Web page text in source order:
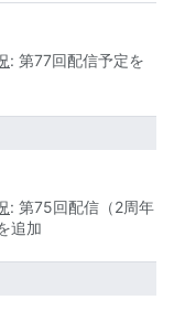
: 第77回配信予定を
: 第75回配信（2周年
追加